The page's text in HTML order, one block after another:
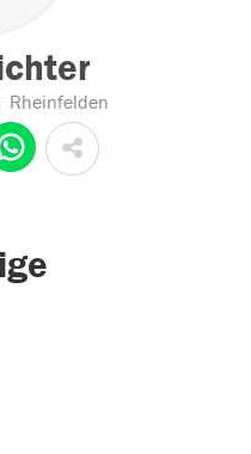
Rheinfelden